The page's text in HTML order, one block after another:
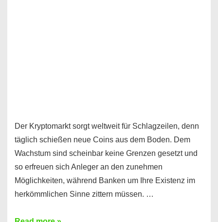
Der Kryptomarkt sorgt weltweit für Schlagzeilen, denn
täglich schießen neue Coins aus dem Boden. Dem
Wachstum sind scheinbar keine Grenzen gesetzt und
so erfreuen sich Anleger an den zunehmen
Möglichkeiten, während Banken um Ihre Existenz im
herkömmlichen Sinne zittern müssen. …